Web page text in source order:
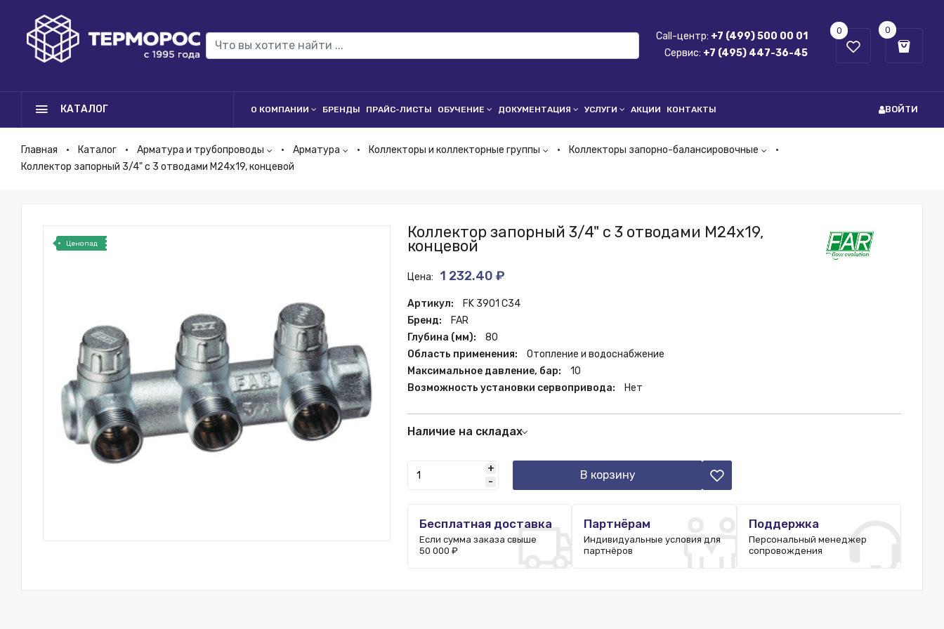
Call-центр: +7 (499) 500 00 01
Сервис: +7 (495) 447-36-45
0 0
КАТАЛОГ О КОМПАНИИ БРЕНДЫ ПРАЙС-ЛИСТЫ ОБУЧЕНИЕ ДОКУМЕНТАЦИЯ УСЛУГИ АКЦИИ КОНТАКТЫ ВОЙТИ
Главная Каталог Арматура и трубопроводы Арматура Коллекторы и коллекторные группы
Коллекторы запорно-балансировочные
Коллектор запорный 3/4" с 3 отводами М24х19, концевой
Ценопад
Коллектор запорный 3/4" с 3 отводами М24х19,
концевой
Цена: 1 232.40 ₽
Артикул:
FK 3901 C34
Бренд:
FAR
Глубина (мм):
80
Область применения:
Отопление и водоснабжение
Максимальное давление, бар:
10
Возможность установки сервопривода:
Нет
Наличие на складах
+
-
В корзину
Бесплатная доставка
Если сумма заказа свыше
50 000 ₽
Партнёрам
Индивидуальные условия для
партнёров
Поддержка
Персональный менеджер
сопровождения